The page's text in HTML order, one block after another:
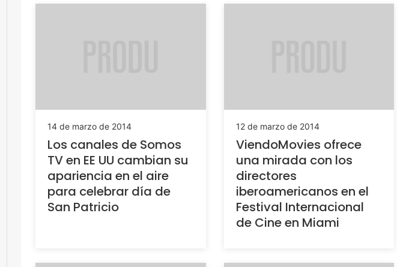
14 de marzo de 2014
Los canales de Somos
TV en EE UU cambian su
apariencia en el aire
para celebrar día de
San Patricio
12 de marzo de 2014
ViendoMovies ofrece
una mirada con los
directores
iberoamericanos en el
Festival Internacional
de Cine en Miami